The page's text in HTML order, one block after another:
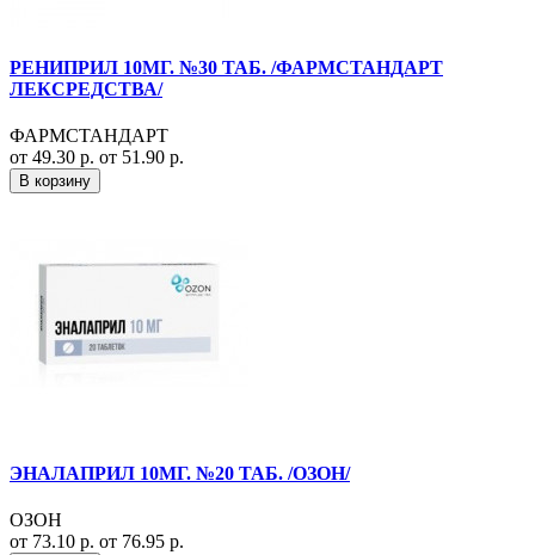
РЕНИПРИЛ 10МГ. №30 ТАБ. /ФАРМСТАНДАРТ
ЛЕКСРЕДСТВА/
ФАРМСТАНДАРТ
от 49.30 р. от 51.90 р.
В корзину
ЭНАЛАПРИЛ 10МГ. №20 ТАБ. /ОЗОН/
ОЗОН
от 73.10 р. от 76.95 р.